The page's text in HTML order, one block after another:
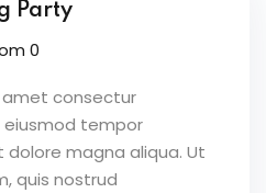
Party
0
amet consectur
eiusmod tempor
magna aliqua. Ut
quis nostrud